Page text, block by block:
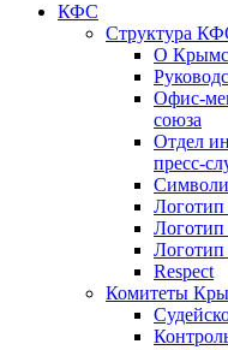
КФС
Структура
О
Офис-
союза
Отдел
пресс-
Respect
Комитеты